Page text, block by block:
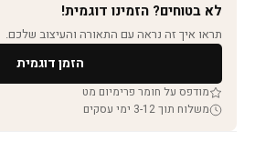
לא בטוחים? הזמינו דוגמית!
תראו איך זה נראה עם התאורה והעיצוב שלכם.
הזמן דוגמית
מודפס על חומר פרימיום מט
משלוח תוך 3-12 ימי עסקים